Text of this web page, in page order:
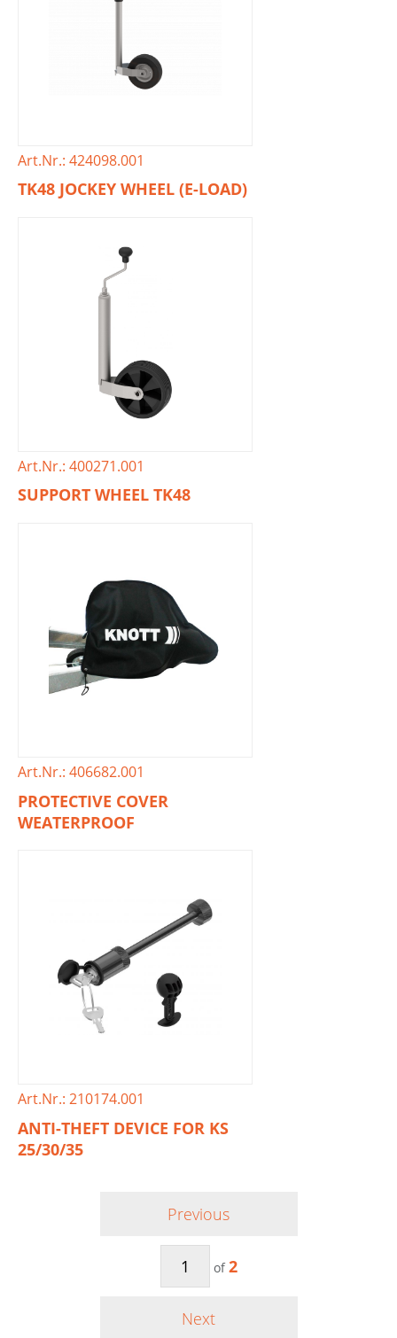
Art.Nr.: 424098.001
TK48 JOCKEY WHEEL (E-LOAD)
Art.Nr.: 400271.001
SUPPORT WHEEL TK48
Art.Nr.: 406682.001
PROTECTIVE COVER
WEATERPROOF
Art.Nr.: 210174.001
ANTI-THEFT DEVICE FOR KS
25/30/35
Previous
of 2
Next